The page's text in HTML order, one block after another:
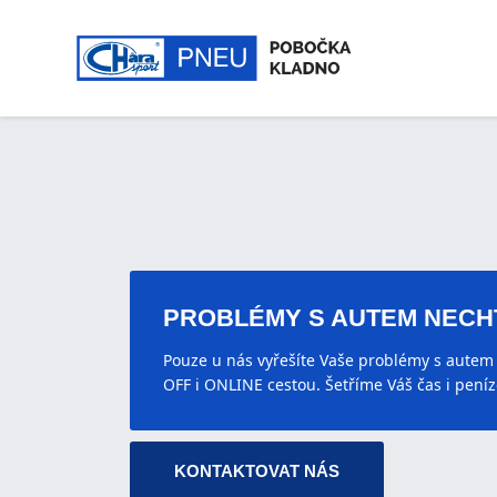
PROBLÉMY S AUTEM
Pouze u nás vyřešíte Vaše problémy s autem
OFF i ONLINE cestou. Šetříme Váš čas i
KONTAKTOVAT NÁS